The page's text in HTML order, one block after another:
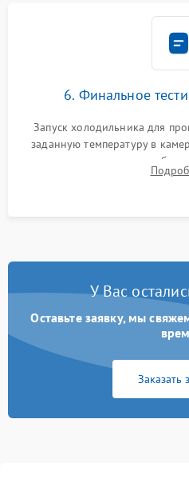
6. Финальное
Запуск холодильника для
заданную температуру в
компрессора, отсутствия
срабатывания системы
У Вас
Оставьте заявку, мы
Заказать